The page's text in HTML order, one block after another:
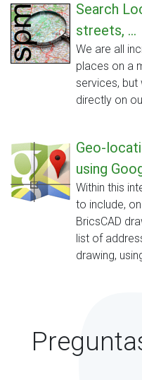
Search
streets, ...
We are all
places on a
services,
directly on
Geo-
using
Within this
to include,
BricsCAD
list of
drawing,